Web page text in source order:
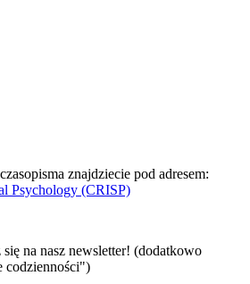
znajdziecie pod adresem:
Psychology (CRISP)
się na nasz newsletter! (dodatkowo
codzienności")